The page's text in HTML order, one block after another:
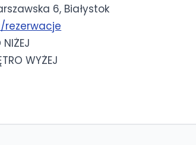
6, Białystok
rezerwacje
WYŻEJ